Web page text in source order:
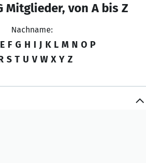
Mitglieder, von A bis Z
Nachname:
E F G H I J K L M N O P
S T U V W X Y Z